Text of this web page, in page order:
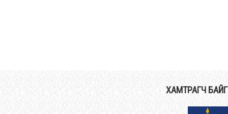
ХАМТРАГЧ